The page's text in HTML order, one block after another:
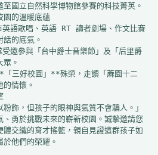
國立自然科學博物館參賽的科技菁英。
園的溫暖底蘊
語歌唱、英語 RT 讀者劇場、作文比賽
的底氣。
邀參與「台中爵士音樂節」及「后里爵
。
三好校園」**殊榮，走讀「蔴園十二
情懷。
飾，但孩子的眼神與氣質不會騙人。」
勇於挑戰未來的嶄新校園。誠摯邀請您
交織的育才搖籃，親自見證這群孩子如
他們的榮耀。